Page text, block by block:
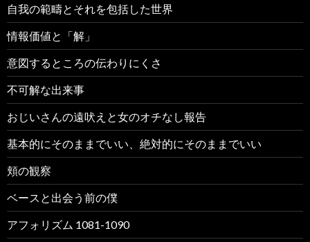
自我の範疇とそれを包括した世界
情報価値と「解」
意図するところの伝わりにくさ
不可解な出来事
おじいさんの遠吠えと女のオチなし報告
基本的にそのままでいい、絶対的にそのままでいい
頬の観察
ベースと出会う前の僕
アフォリズム 1081-1090